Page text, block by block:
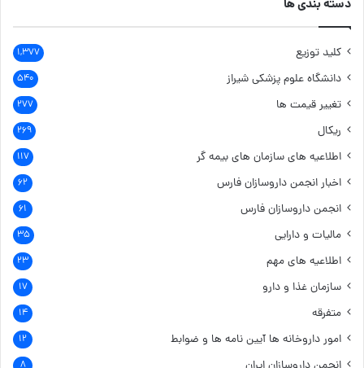
دسته بندی ها
کلید توزیع ۱,۳۷۷
دانشگاه علوم پزشکی شیراز ۵۴۰
تغییر قیمت ها ۲۷۷
ریکال ۲۶۹
اطلاعیه های سازمان های بیمه گر ۱۱۷
اخبار انجمن داروسازان فارس ۶۲
انجمن داروسازان فارس ۶۱
مالیات و دارایی ۳۵
اطلاعیه های مهم ۲۳
سازمان غذا و دارو ۱۷
متفرقه ۱۴
امور داروخانه ها آیین نامه ها و ضوابط ۱۲